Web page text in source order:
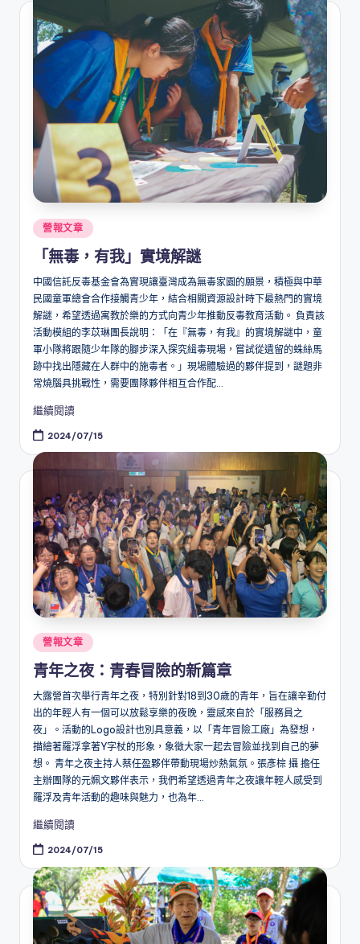
Posted
營報文章
「無毒，有我」實境解謎
中國信託反毒基金會為實現讓臺灣成為無毒家園的願景，積極與中華
民國童軍總會合作接觸青少年，結合相關資源設計時下最熱門的實境
解謎，希望透過寓教於樂的方式向青少年推動反毒教育活動。 負責該
活動模組的李苡琳團長說明：「在『無毒，有我』的實境解謎中，童
軍小隊將跟隨少年隊的腳步深入探究緝毒現場，嘗試從遺留的蛛絲馬
跡中找出隱藏在人群中的施毒者。」現場體驗過的夥伴提到，謎題非
常燒腦具挑戰性，需要團隊夥伴相互合作配...
繼續閱讀
2024/07/15
Posted
營報文章
青年之夜：青春冒險的新篇章
大露營首次舉行青年之夜，特別針對18到30歲的青年，旨在讓辛勤付
出的年輕人有一個可以放鬆享樂的夜晚，靈感來自於「服務員之
夜」。活動的Logo設計也別具意義，以「青年冒險工廠」為發想，
描繪著羅浮拿著Y字杖的形象，象徵大家一起去冒險並找到自己的夢
想。 青年之夜主持人蔡任盈夥伴帶動現場炒熱氣氛。張彥棕 攝 擔任
主辦團隊的元姵文夥伴表示，我們希望透過青年之夜讓年輕人感受到
羅浮及青年活動的趣味與魅力，也為年...
繼續閱讀
2024/07/15